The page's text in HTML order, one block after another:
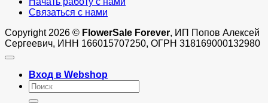
Связаться с нами
Copyright 2026 © FlowerSale Forever, ИП Попов Алексей
Сергеевич, ИНН 166015707250, ОГРН 318169000132980
Вход в Webshop
Искать: